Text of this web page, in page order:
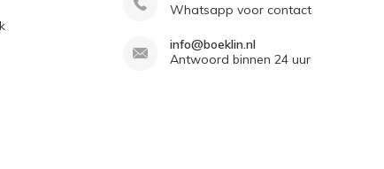
Whatsapp voor contact
info@boeklin.nl
Antwoord binnen 24 uur